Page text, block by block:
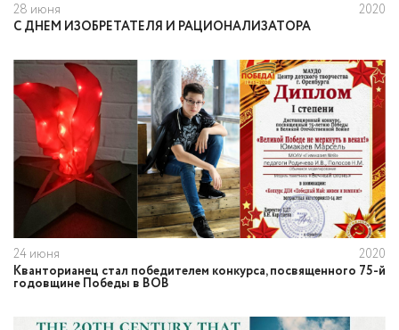
28 июня
2020
С ДНЕМ ИЗОБРЕТАТЕЛЯ И РАЦИОНАЛИЗАТОРА
24 июня
2020
​Кванторианец стал победителем конкурса, посвященного 75-й
годовщине Победы в ВОВ